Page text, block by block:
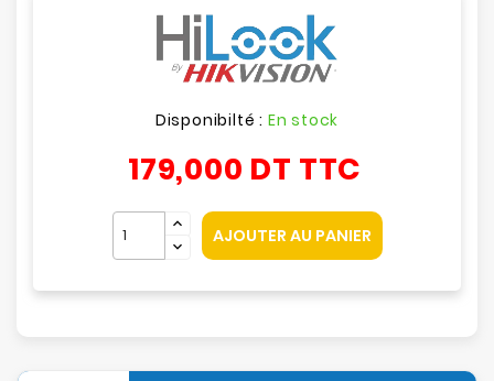
Disponibilté : En stock
179,000 DT TTC
AJOUTER AU PANIER